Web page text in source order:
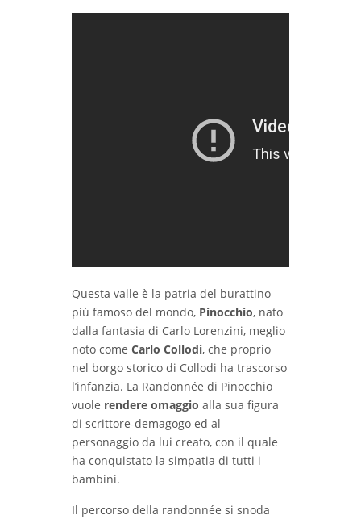
Questa valle è la patria del burattino
più famoso del mondo, Pinocchio, nato
dalla fantasia di Carlo Lorenzini, meglio
noto come Carlo Collodi, che proprio
nel borgo storico di Collodi ha trascorso
l’infanzia. La Randonnée di Pinocchio
vuole rendere omaggio alla sua figura
di scrittore-demagogo ed al
personaggio da lui creato, con il quale
ha conquistato la simpatia di tutti i
bambini.
Il percorso della randonnée si snoda